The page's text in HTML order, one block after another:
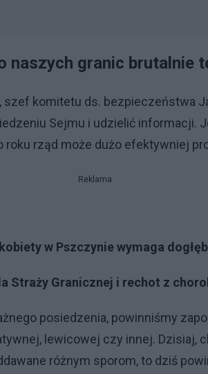
naszych granic brutalnie
szef komitetu ds. bezpieczeństwa
Sejmu i udzielić informacji.
rząd może dużo efektywniej
Reklama
w Pszczynie wymaga
Straży Granicznej i rechot z
posiedzenia, powinniśmy
lewicowej czy innej. Dzisiaj,
różnym sporom, to dziś